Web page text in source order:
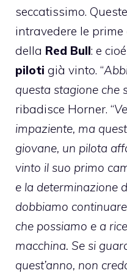
seccatissimo.
intravedere le prime
della Red Bull: e cioé
piloti già vinto. “
questa stagione che
ribadisce Horner. “
impaziente, ma
giovane, un pilota
vinto il suo primo
e la determinazione
dobbiamo
che possiamo e a
macchina. Se si
quest’anno, non